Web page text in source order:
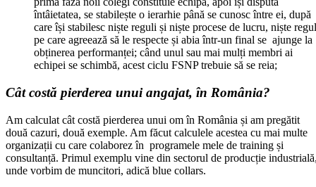
întâietatea, se stabilește o ierarhie până se cunosc între ei, după
care își stabilesc niște reguli și niște procese de lucru, niște
pe care agreează să le respecte și abia într-un final se ajunge la
obținerea performanței; când unul sau mai mulți membri ai
echipei se schimbă, acest ciclu FSNP trebuie să se reia;
Cât costă pierderea unui angajat, în România?
Am calculat cât costă pierderea unui om în România și am pregătit
două cazuri, două exemple. Am făcut calculele acestea cu mai multe
organizații cu care colaborez în programele mele de training și
consultanță. Primul exemplu vine din sectorul de producție
unde vorbim de muncitori, adică blue collars.